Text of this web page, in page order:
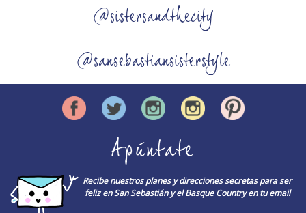
@sistersandthecity
@sansebastiansisterstyle
Apúntate
Recibe nuestros planes y direcciones secretas para ser
feliz en San Sebastián y el Basque Country en tu email